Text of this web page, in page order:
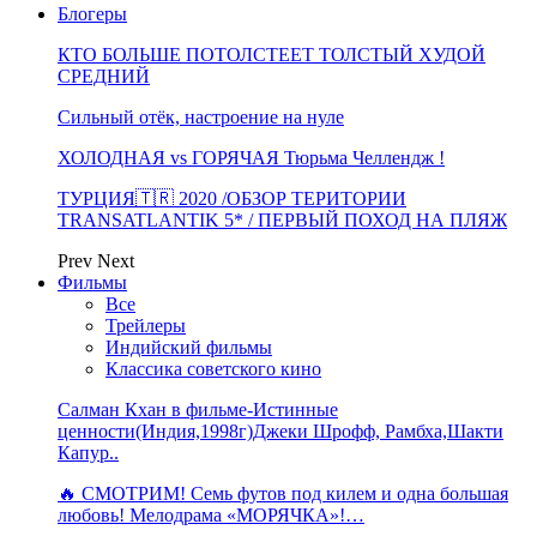
Блогеры
КТО БОЛЬШЕ ПОТОЛСТЕЕТ ТОЛСТЫЙ ХУДОЙ
СРЕДНИЙ
Сильный отёк, настроение на нуле
ХОЛОДНАЯ vs ГОРЯЧАЯ Тюрьма Челлендж !
ТУРЦИЯ🇹🇷 2020 /ОБЗОР ТЕРИТОРИИ
TRANSATLANTIK 5* / ПЕРВЫЙ ПОХОД НА ПЛЯЖ
Prev Next
Фильмы
Все
Трейлеры
Индийский фильмы
Классика советского кино
Салман Кхан в фильме-Истинные
ценности(Индия,1998г)Джеки Шрофф, Рамбха,Шакти
Капур..
🔥 СМОТРИМ! Семь футов под килем и одна большая
любовь! Мелодрама «МОРЯЧКА»!…